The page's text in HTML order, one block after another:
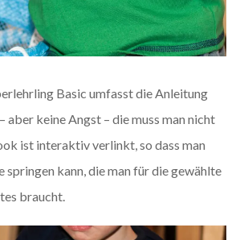
Basic umfasst die Anleitung
aber keine Angst – die muss man nicht
ist interaktiv verlinkt, so dass man
springen kann, die man für die gewählte
braucht.